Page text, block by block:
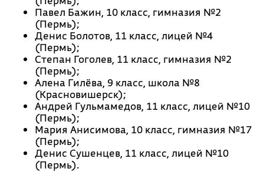
Павел Бажин, 10 класс, гимназия №2
(Пермь);
Денис Болотов, 11 класс, лицей №4
(Пермь);
Степан Гоголев, 11 класс, гимназия №2
(Пермь);
Алена Гилёва, 9 класс, школа №8
(Красновишерск);
Андрей Гульмамедов, 11 класс, лицей №10
(Пермь);
Мария Анисимова, 10 класс, гимназия №17
(Пермь);
Денис Сушенцев, 11 класс, лицей №10
(Пермь).